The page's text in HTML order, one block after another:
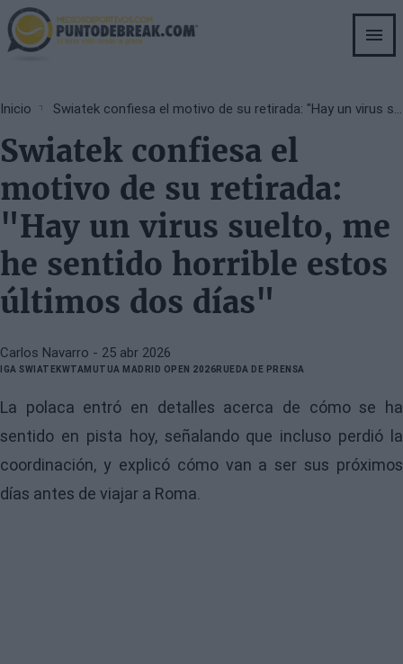
Skip
to
main
Breadcrumb
Inicio
Swiatek confiesa el
motivo de su retirada:
"Hay un virus suelto, me
he sentido horrible estos
últimos dos días"
Carlos Navarro - 25 abr 2026
IGA SWIATEKWTAMUTUA MADRID OPEN 2026RUEDA DE PRENSA
La polaca entró en detalles acerca de cómo se ha
sentido en pista hoy, señalando que incluso perdió la
coordinación, y explicó cómo van a ser sus próximos
días antes de viajar a Roma.